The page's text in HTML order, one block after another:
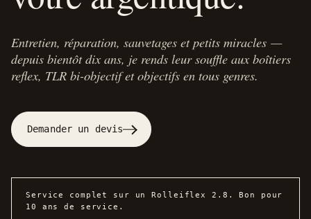
Entretien, réparation, sauvetages et petits miracles —
depuis bientôt dix ans, je rends leur souffle aux boîtiers
reflex, TLR bi-objectif et objectifs en tous genres.
Demander un devis
Service complet sur un Rolleiflex 2.8. Bon pour
10 ans de service.